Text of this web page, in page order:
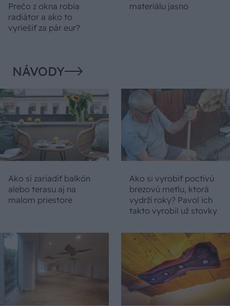
Prečo z okna robia
radiátor a ako to
vyriešiť za pár eur?
materiálu jasno
NÁVODY
Ako si zariadiť balkón
alebo terasu aj na
malom priestore
Ako si vyrobiť poctivú
brezovú metlu, ktorá
vydrží roky? Pavol ich
takto vyrobil už stovky